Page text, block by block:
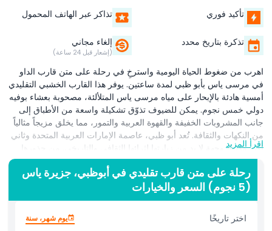
تأكيد فوري تذاكر عبر الهاتف المحمول
تذكرة بتاريخ محدد إلغاء مجاني
(إشعار قبل 24 ساعة)
اهرب من ضغوط الحياة اليومية واسترخِ في رحلة على متن قارب الداو
في مرسى ياس بأبو ظبي لمدة ساعتين. يوفر هذا القارب الخشبي التقليدي
أمسية هادئة بالإبحار على مياه مرسى ياس المتلألئة، مصحوبة بعشاء بوفيه
دولي خمس نجوم. يمكن للضيوف تذوّق تشكيلة واسعة من الأطباق إلى
جانب المشروبات الخفيفة والقهوة العربية والتمور، مما يخلق مزيجاً مثالياً
من النكهات والثقافة. تُعد أبو ظبي، عاصمة الإمارات العربية المتحدة وثاني
أكبر مدنها، وجهة لا بد من زيارتها لثرائها الثقافي والتاريخي. من جذورها
الأثرية التي تعود إلى حضارة أم النار في الألف الثالث قبل الميلاد إلى
معالمها الحديثة، تقدّم المدينة مزيجاً رائعاً من التراث والابتكار. أثناء الإبحار،
استمتع بالإطلالات الساحرة على مرسى ياس المضاء في المساء، مصحوبة
بموسيقى عربية ودولية مهدئة في الخلفية. تُقدّم إحاطة للسلامة قبل
الإبحار لضمان رحلة آمنة وممتعة. مثالية للعائلات والأزواج والمجموعات،
ويمكن أيضاً حجز رحلة عشاء مرسى ياس بشكل خاص مع ترتيبات
اقرأ المزيد
رحلة على متن قارب تقليدي في أبوظبي، جزيرة ياس
(5 نجوم) السعر والخيارات
اختر تاريخًا يوم شهر، سنة